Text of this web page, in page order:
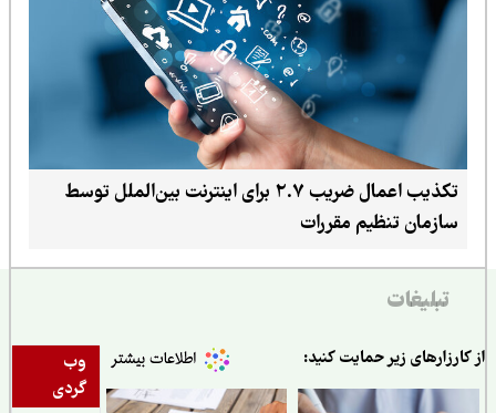
تکذیب اعمال ضریب ۲.۷ برای اینترنت بین‌الملل توسط
سازمان تنظیم مقررات
تبلیغات
وب
گردی
زیر حمایت کنید: